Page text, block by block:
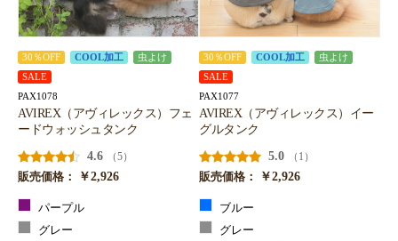
30％OFF COOL加工
虫よけ
SALE
PAX1078
AVIREX（アヴィレックス）フェ
ードウォッシュタンク
4.6
（5）
販売価格：
￥2,926
パープル
グレー
30％OFF COOL加工
虫よけ
SALE
PAX1077
AVIREX（アヴィレックス）イー
グルタンク
5.0
（1）
販売価格：
￥2,926
ブルー
グレー